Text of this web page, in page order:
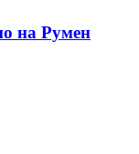
на Румен